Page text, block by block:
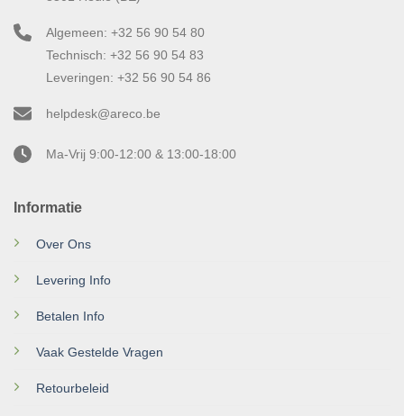
Informatie
Over Ons
Levering Info
Betalen Info
Vaak Gestelde Vragen
Retourbeleid
Algemeen: +32 56 90 54 80
Technisch: +32 56 90 54 83
Leveringen: +32 56 90 54 86
helpdesk@areco.be
Ma-Vrij 9:00-12:00 & 13:00-18:00